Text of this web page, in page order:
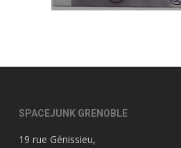
SPACEJUNK GRENOBLE
19 rue Génissieu,